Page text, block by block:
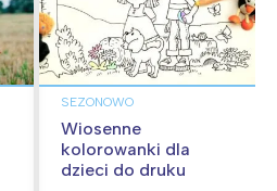
SEZONOWO
Wiosenne
kolorowanki dla
dzieci do druku